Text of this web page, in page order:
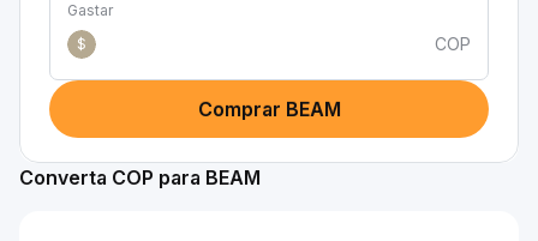
Gastar
$
COP
Comprar BEAM
Converta COP para BEAM